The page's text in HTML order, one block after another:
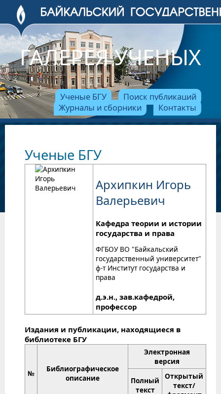
ГАЛЕРЕЯ УЧЕНЫХ
Ученые БГУ
Поиск публикаций
Журналы и сборники
Контакты
Ученые БГУ
Архипкин Игорь
Валерьевич
Кафедра теории и истории
государства и права
ФГБОУ ВО "Байкальский
государственный университет"
ф-т Институт государства и
права
д.э.н., зав.кафедрой,
профессор
Издания и публикации, находящиеся в
библиотеке БГУ
№
Библиографическое
описание
Электронная
версия
Полный
текст
Открытый
текст/